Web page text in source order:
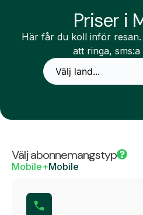
Priser i
Här får du koll inför
att ringa,
Välj abonnemangstyp
Mobile+Mobile